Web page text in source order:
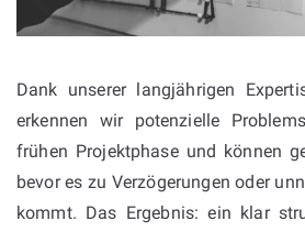
Dank unserer langjährigen
erkennen wir potenzielle
frühen Projektphase und können
bevor es zu Verzögerungen oder
kommt. Das Ergebnis: ein klar